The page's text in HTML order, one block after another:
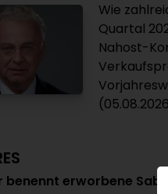
Wie
Quartal
Nahost-
benennt erworbene